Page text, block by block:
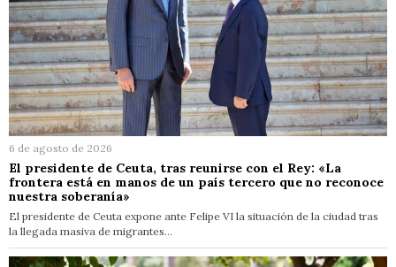
6 de agosto de 2026
El presidente de Ceuta, tras reunirse con el Rey: «La
frontera está en manos de un país tercero que no reconoce
nuestra soberanía»
El presidente de Ceuta expone ante Felipe VI la situación de la ciudad tras
la llegada masiva de migrantes…